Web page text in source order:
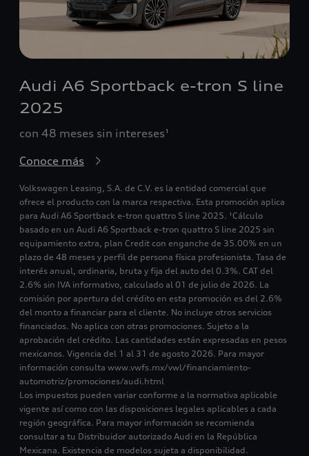
Audi A6 Sportback e-tron S line
2025
con 48 meses sin intereses¹
Conoce más
Volkswagen Leasing, S.A. de C.V. es la entidad comercial que
ofrece el producto con la marca respectiva. Esta promoción aplica
para Audi A6 Sportback e-tron quattro S line 2025. ¹Cálculo
basado en un Audi A6 Sportback e-tron quattro S line 2025 sin
equipamiento extra, plan Credit con enganche de 35.00% en un
plazo de 48 meses y perfil de persona física profesionista. Tasa de
interés anual, ordinaria, bruta y fija del auto del 0.3%. CAT del
2.6% sin IVA informativo, calculado al 01 de julio de 2026. La
comisión por apertura del crédito en esta promoción es del 2.6%
del monto a financiar para el cliente. No incluye otros servicios
financiados. No aplica con otras promociones. Sujeto a la
aprobación del crédito. Las cantidades están expresadas en pesos
mexicanos. Vigencia del 1 al 31 de agosto 2026. Para mayor
información consulta www.vwfs.mx/vwl/financiamiento-
automotriz/promociones/audi.html
Los impuestos pueden variar conforme a la normativa aplicable
vigente así como con las disposiciones legales aplicables a cada
región geográfica. Para mayor información se recomienda
consultar a tu Distribuidor autorizado Audi en la República
Mexicana. Existencia de modelos sujeta a disponibilidad.